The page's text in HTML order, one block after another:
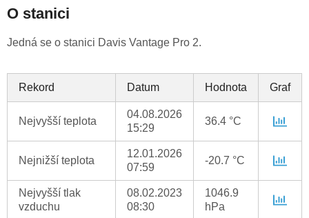
O stanici
Jedná se o stanici Davis Vantage Pro 2.
Rekord Datum Hodnota Graf
Nejvyšší teplota
04.08.2026
15:29
36.4 °C
Nejnižší teplota
12.01.2026
07:59
-20.7 °C
Nejvyšší tlak
vzduchu
08.02.2023
08:30
1046.9
hPa